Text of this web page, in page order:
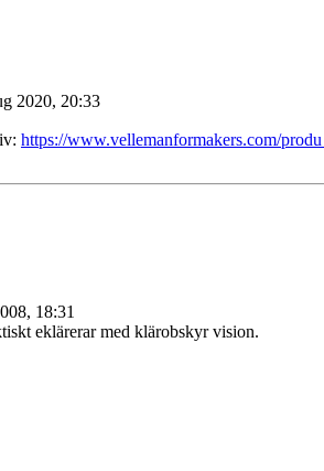
2020, 20:33
https://www.vellemanformakers.com/
18:31
eklärerar med klärobskyr vision.